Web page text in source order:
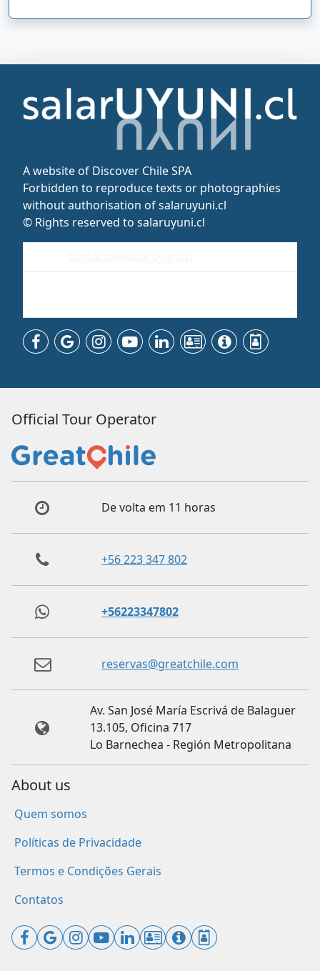
A website of Discover Chile SPA
Forbidden to reproduce texts or photographies
without authorisation of salaruyuni.cl
© Rights reserved to salaruyuni.cl
Official Tour Operator
De volta em 11 horas
+56 223 347 802
+56223347802
reservas@greatchile.com
Av. San José María Escrivá de Balaguer
13.105, Oficina 717
Lo Barnechea - Región Metropolitana
About us
Quem somos
Políticas de Privacidade
Termos e Condições Gerais
Contatos